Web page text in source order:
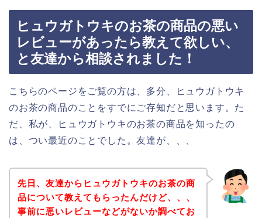
ヒュウガトウキのお茶の商品の悪い
レビューがあったら教えて欲しい、
と友達から相談されました！
こちらのページをご覧の方は、多分、ヒュウガトウキ
のお茶の商品のことをすでにご存知だと思います。た
だ、私が、ヒュウガトウキのお茶の商品を知ったの
は、つい最近のことでした。友達が、、、
先日、友達からヒュウガトウキのお茶の商
品について教えてもらったんだけど、、、
事前に悪いレビューなどがないか調べてお